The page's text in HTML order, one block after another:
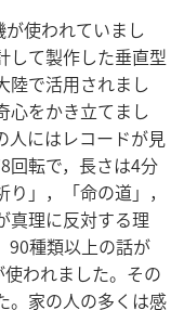
使われていまし
して製作した垂直型
陸で活用されまし
心をかき立てまし
人にはレコードが見
回転で，長さは4分
」，「命の道」，
真理に反対する理
90種類以上の話が
われました。その
。家の人の多くは感